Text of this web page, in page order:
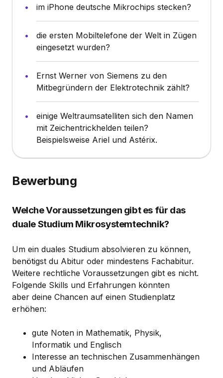
im iPhone deutsche Mikrochips stecken?
die ersten Mobiltelefone der Welt in Zügen
eingesetzt wurden?
Ernst Werner von Siemens zu den
Mitbegründern der Elektrotechnik zählt?
einige Weltraumsatelliten sich den Namen
mit Zeichentrickhelden teilen?
Beispielsweise Ariel und Astérix.
Bewerbung
Welche Voraussetzungen gibt es für das
duale Studium Mikrosystemtechnik?
Um ein duales Studium absolvieren zu können,
benötigst du Abitur oder mindestens Fachabitur.
Weitere rechtliche Voraussetzungen gibt es nicht.
Folgende Skills und Erfahrungen könnten
aber deine Chancen auf einen Studienplatz
erhöhen:
gute Noten in Mathematik, Physik,
Informatik und Englisch
Interesse an technischen Zusammenhängen
und Abläufen